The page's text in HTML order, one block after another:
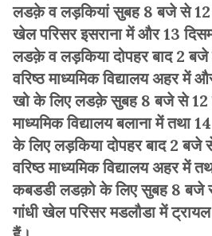
लडक़े व लड़कियां सुबह 8 बजे से 12
खेल परिसर इसराना में और 13
लडक़े व लड़किया दोपहर बाद 2
वरिष्ठ माध्यमिक विद्यालय अहर में
खो के लिए लडक़े सुबह 8 बजे से 12
माध्यमिक विद्यालय बलाना में तथा
के लिए लड़किया दोपहर बाद 2
वरिष्ठ माध्यमिक विद्यालय अहर में
कबडडी लडक़ो के लिए सुबह 8 बजे
गांधी खेल परिसर मडलौडा में